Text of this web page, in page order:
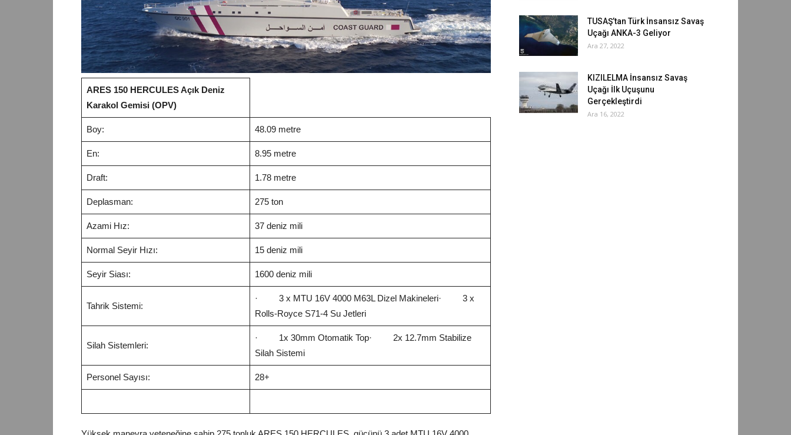
ARES 150 HERCULES Açık Deniz
Karakol Gemisi (OPV)
Boy: 48.09 metre
En: 8.95 metre
Draft: 1.78 metre
Deplasman: 275 ton
Azami Hız: 37 deniz mili
Normal Seyir Hızı: 15 deniz mili
Seyir Siası: 1600 deniz mili
Tahrik Sistemi:
· 3 x MTU 16V 4000 M63L Dizel Makineleri· 3 x
Rolls-Royce S71-4 Su Jetleri
Silah Sistemleri:
· 1x 30mm Otomatik Top· 2x 12.7mm Stabilize
Silah Sistemi
Personel Sayısı: 28+
TUSAŞ’tan Türk İnsansız Savaş
Uçağı ANKA-3 Geliyor
Ara 27, 2022
KIZILELMA İnsansız Savaş
Uçağı İlk Uçuşunu
Gerçekleştirdi
Ara 16, 2022